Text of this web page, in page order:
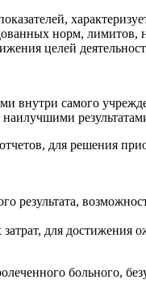
норм, лимитов,
целей
внутри самого
для решения
результата,
для достижения
больного,